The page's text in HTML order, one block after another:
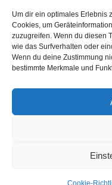
Um dir ein optimales Erlebnis
Cookies, um
zuzugreifen. Wenn du diesen
wie das Surfverhalten oder
Wenn du deine Zustimmung
bestimmte Merkmale und
Cookie-
8061 St. Radegund bei
E-Mail-Adresse:
UID-Nr. ATU 69512805